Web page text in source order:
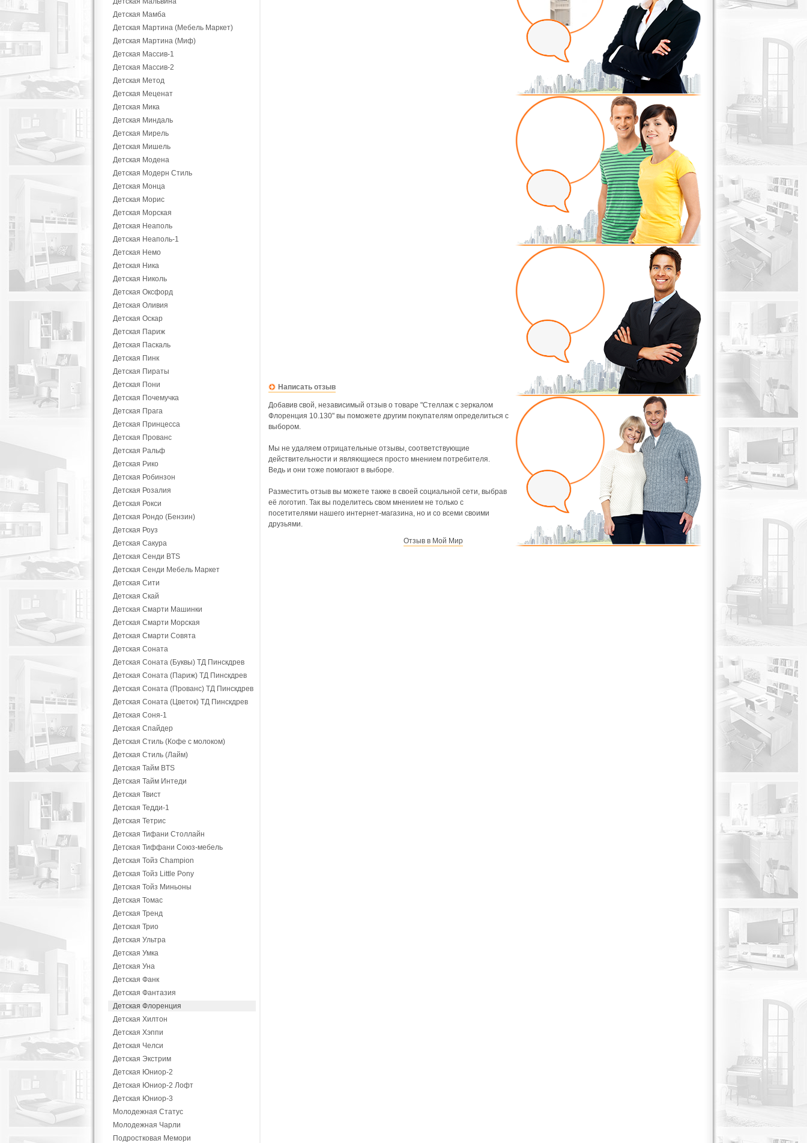
Детская Мамба
Детская Мартина (Мебель Маркет)
Детская Мартина (Миф)
Детская Массив-1
Детская Массив-2
Детская Метод
Детская Меценат
Детская Мика
Детская Миндаль
Детская Мирель
Детская Мишель
Детская Модена
Детская Модерн Стиль
Детская Монца
Детская Морис
Детская Морская
Детская Неаполь
Детская Неаполь-1
Детская Немо
Детская Ника
Детская Николь
Детская Оксфорд
Детская Оливия
Детская Оскар
Детская Париж
Детская Паскаль
Детская Пинк
Детская Пираты
Детская Пони
Детская Почемучка
Детская Прага
Детская Принцесса
Детская Прованс
Детская Ральф
Детская Рико
Детская Робинзон
Детская Розалия
Детская Рокси
Детская Рондо (Бензин)
Детская Роуз
Детская Сакура
Детская Сенди BTS
Детская Сенди Мебель Маркет
Детская Сити
Детская Скай
Детская Смарти Машинки
Детская Смарти Морская
Детская Смарти Совята
Детская Соната
Детская Соната (Буквы) ТД Пинскдрев
Детская Соната (Париж) ТД Пинскдрев
Детская Соната (Прованс) ТД Пинскдрев
Детская Соната (Цветок) ТД Пинскдрев
Детская Соня-1
Детская Спайдер
Детская Стиль (Кофе с молоком)
Детская Стиль (Лайм)
Детская Тайм BTS
Детская Тайм Интеди
Детская Твист
Детская Тедди-1
Детская Тетрис
Детская Тифани Столлайн
Детская Тиффани Союз-мебель
Детская Тойз Champion
Детская Тойз Little Pony
Детская Тойз Миньоны
Детская Томас
Детская Тренд
Детская Трио
Детская Ультра
Детская Умка
Детская Уна
Детская Фанк
Детская Фантазия
Детская Флоренция
Детская Хилтон
Детская Хэппи
Детская Челси
Детская Экстрим
Детская Юниор-2
Детская Юниор-2 Лофт
Детская Юниор-3
Молодежная Статус
Молодежная Чарли
Подростковая Мемори
Написать отзыв
Добавив свой, независимый отзыв о товаре "Стеллаж с зеркалом
Флоренция 10.130" вы поможете другим покупателям определиться с
выбором.
Мы не удаляем отрицательные отзывы, соответствующие
действительности и являющиеся просто мнением потребителя.
Ведь и они тоже помогают в выборе.
Разместить отзыв вы можете также в своей социальной сети, выбрав
её логотип. Так вы поделитесь свом мнением не только с
посетителями нашего интернет-магазина, но и со всеми своими
друзьями.
Отзыв в Мой Мир